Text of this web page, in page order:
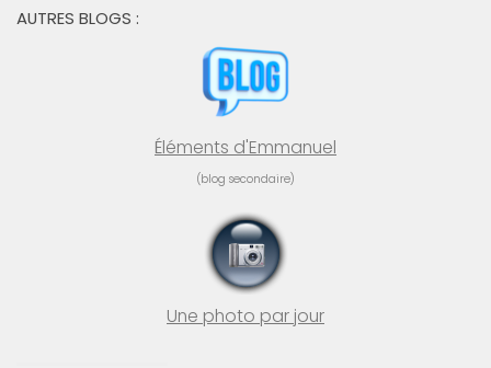
AUTRES BLOGS :
Éléments d'Emmanuel
(blog secondaire)
Une photo par jour